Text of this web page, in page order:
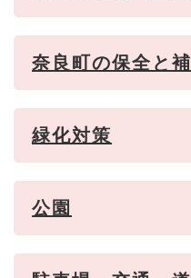
奈良町の保全と
緑化対策
公園